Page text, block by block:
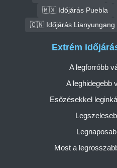
🇲🇽 Időjárás Puebla
🇨🇳 Időjárás Lianyungang
Extrém
A legforróbb
A leghidegebb
Esőzésekkel
Most a